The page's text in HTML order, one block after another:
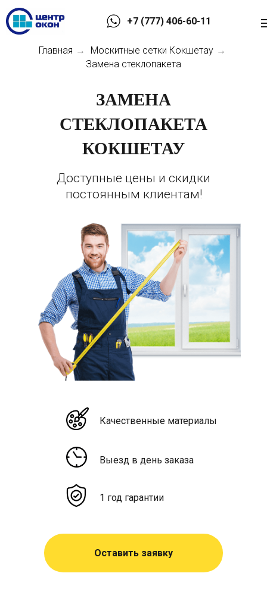
+7 (777) 406-60-11
Главная → Москитные сетки Кокшетау →
Замена стеклопакета
ЗАМЕНА
СТЕКЛОПАКЕТА
КОКШЕТАУ
Выезд в день заказа
Качественные материалы
1 год гарантии
Оставить заявку
Доступные цены и скидки
постоянным клиентам!